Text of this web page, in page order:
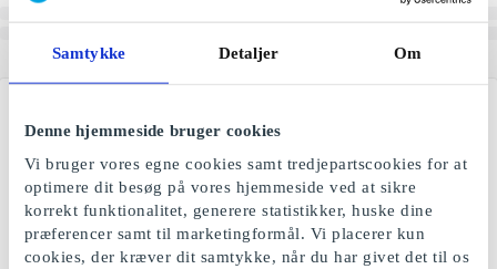
Samtykke Detaljer Om
Denne hjemmeside bruger cookies
Vi bruger vores egne cookies samt tredjepartscookies for at
optimere dit besøg på vores hjemmeside ved at sikre
korrekt funktionalitet, generere statistikker, huske dine
præferencer samt til marketingformål. Vi placerer kun
cookies, der kræver dit samtykke, når du har givet det til os